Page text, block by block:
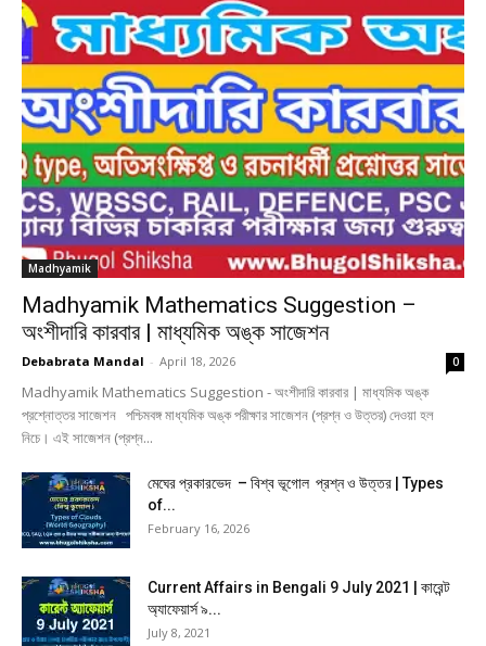
Madhyamik
Madhyamik Mathematics Suggestion –
অংশীদারি কারবার | মাধ্যমিক অঙ্ক সাজেশন
Debabrata Mandal - April 18, 2026 0
Madhyamik Mathematics Suggestion - অংশীদারি কারবার | মাধ্যমিক অঙ্ক
প্রশ্নোত্তর সাজেশন পশ্চিমবঙ্গ মাধ্যমিক অঙ্ক পরীক্ষার সাজেশন (প্রশ্ন ও উত্তর) দেওয়া হল
নিচে। এই সাজেশন (প্রশ্ন...
মেঘের প্রকারভেদ – বিশ্ব ভূগোল প্রশ্ন ও উত্তর | Types
of...
February 16, 2026
Current Affairs in Bengali 9 July 2021 | কারেন্ট
অ্যাফেয়ার্স ৯...
July 8, 2021